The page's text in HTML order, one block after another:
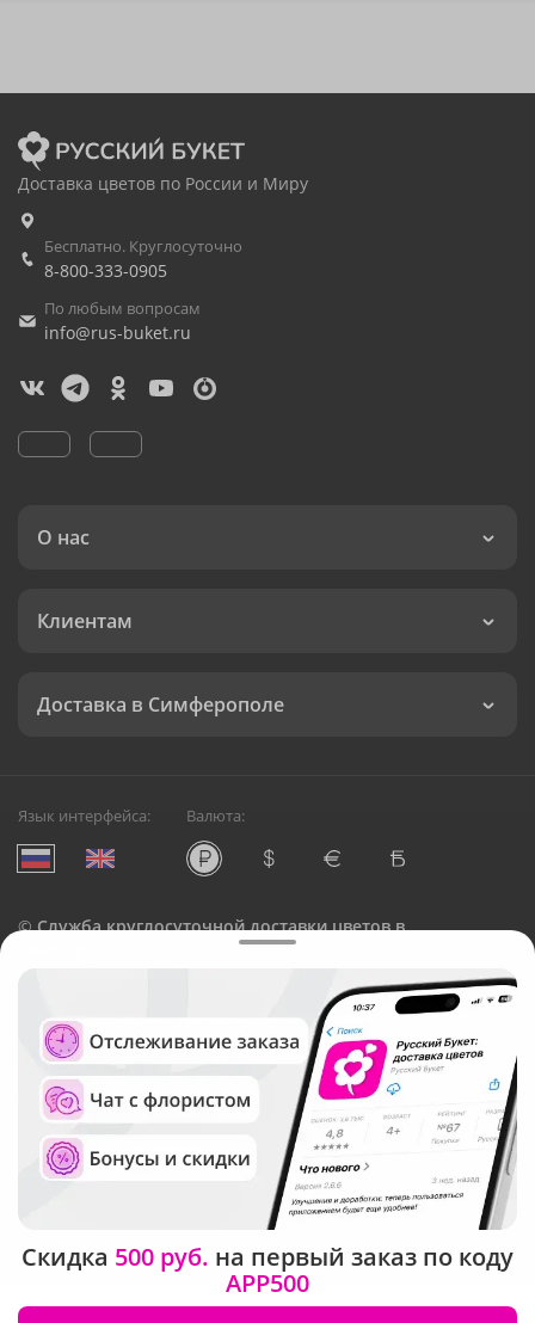
Доставка цветов по России и Миру
Бесплатно. Круглосуточно
8-800-333-0905
По любым вопросам
info@rus-buket.ru
О нас
Клиентам
Доставка в Симферополе
Язык интерфейса: Валюта:
©Служба круглосуточной доставки цветов в
Русский Букет, 2026
Общество с ограниченной ответственностью «Технология»
ОГРН: 1195476081745, ИНН: 5410081997
Юридический адрес: г. Новосибирск, ул. Ипподромская,
д.42, оф. 3
Рейтинг Русского букета
Скидка 500 руб. на первый заказ по коду
APP500